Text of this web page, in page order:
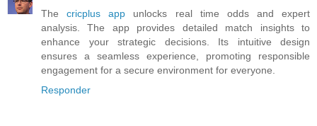
Thecricplus app unlocks real time odds and expert
analysis. The app provides detailed match insights to
enhance your strategic decisions. Its intuitive design
ensures a seamless experience, promoting responsible
engagement for a secure environment for everyone.
Responder